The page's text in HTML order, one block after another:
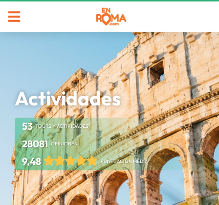
Actividades
53 TOURS Y ACTIVIDADES
28081 OPINIONES
9,48 PUNTUACIÓN MEDIA